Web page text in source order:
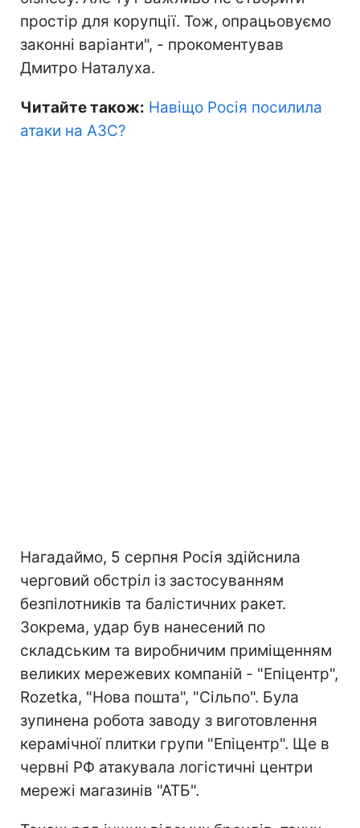
простір для корупції. Тож, опрацьовуємо
законні варіанти", - прокоментував
Дмитро Наталуха.
Читайте також: Навіщо Росія посилила
атаки на АЗС?
Нагадаймо, 5 серпня Росія здійснила
черговий обстріл із застосуванням
безпілотників та балістичних ракет.
Зокрема, удар був нанесений по
складським та виробничим приміщенням
великих мережевих компаній - "Епіцентр",
Rozetka, "Нова пошта", "Сільпо". Була
зупинена робота заводу з виготовлення
керамічної плитки групи "Епіцентр". Ще в
червні РФ атакувала логістичні центри
мережі магазинів "АТБ".